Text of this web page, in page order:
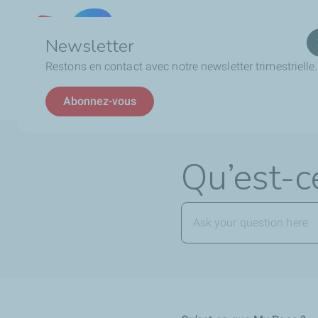
Newsletter
Restons en contact avec notre newsletter trimestrielle.
Abonnez-vous
d'Ariane
La Carte My Pass
Qu’est-